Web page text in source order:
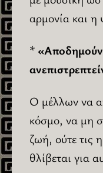
αρμονία και
*
Ο μέλλων να
κόσμο, να μη
ζωή, ούτε τις
θλίβεται για